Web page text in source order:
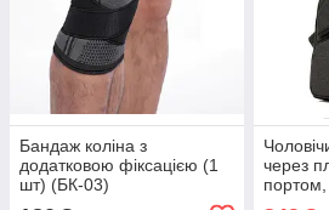
Бандаж коліна з
додатковою фіксацією (1
шт) (БК-03)
через
портом,